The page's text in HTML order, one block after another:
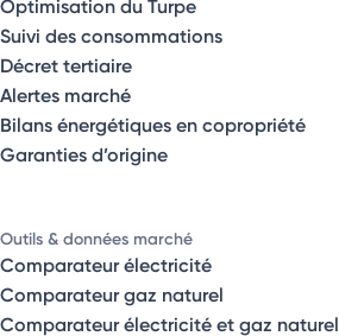
Optimisation du Turpe
Suivi des consommations
Décret tertiaire
Alertes marché
Bilans énergétiques en copropriété
Garanties d’origine
Outils & données marché
Comparateur électricité
Comparateur gaz naturel
Comparateur électricité et gaz naturel